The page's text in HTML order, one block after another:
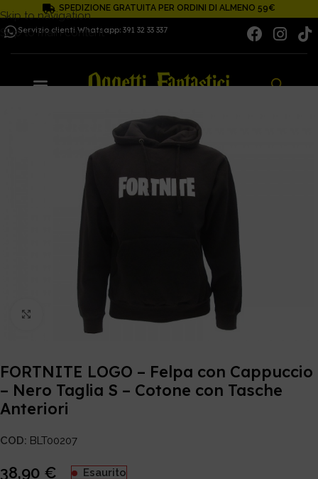
Skip to navigation
Skip to main content
SPEDIZIONE GRATUITA PER ORDINI DI ALMENO 59€
Servizio clienti Whatsapp: 391 32 33 337
Click to enlarge
FORTNITE LOGO – Felpa con Cappuccio
– Nero Taglia S – Cotone con Tasche
Anteriori
COD: BLT00207
38,90 € Esaurito